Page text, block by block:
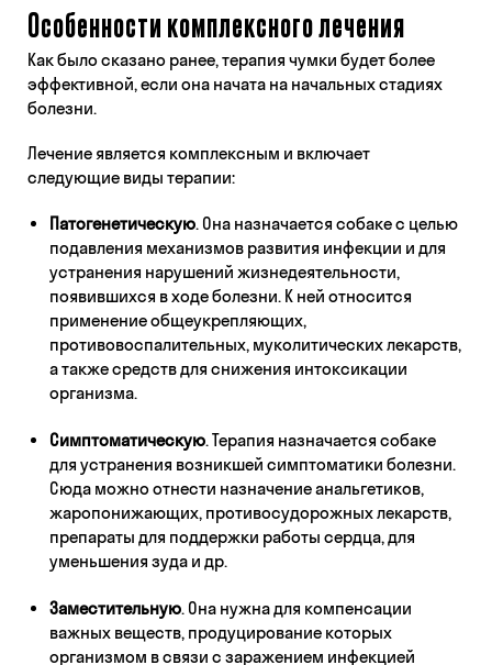
Особенности комплексного лечения
Как было сказано ранее, терапия чумки будет более
эффективной, если она начата на начальных стадиях
болезни.
Лечение является комплексным и включает
следующие виды терапии:
Патогенетическую. Она назначается собаке с целью
подавления механизмов развития инфекции и для
устранения нарушений жизнедеятельности,
появившихся в ходе болезни. К ней относится
применение общеукрепляющих,
противовоспалительных, муколитических лекарств,
а также средств для снижения интоксикации
организма.
Симптоматическую. Терапия назначается собаке
для устранения возникшей симптоматики болезни.
Сюда можно отнести назначение анальгетиков,
жаропонижающих, противосудорожных лекарств,
препараты для поддержки работы сердца, для
уменьшения зуда и др.
Заместительную. Она нужна для компенсации
важных веществ, продуцирование которых
организмом в связи с заражением инфекцией